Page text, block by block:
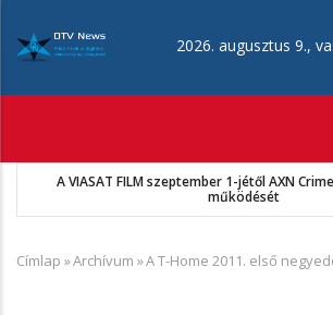
tartalomra
2026. augusztus 9.,
MKSZ-Sport TV
Morzsa
Címlap »Archívum »A T-Home 2011. első